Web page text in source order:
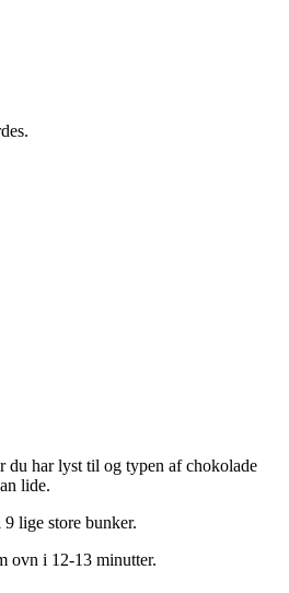
du har lyst til og typen af chokolade
lide.
lige store bunker.
ovn i 12-13 minutter.